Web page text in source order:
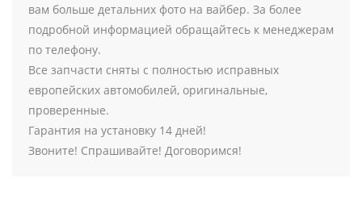
вам больше детальних фото на вайбер. За более
подробной информацией обращайтесь к менеджерам
по телефону.
Все запчасти сняты с полностью исправных
европейских автомобилей, оригинальные,
проверенные.
Гарантия на установку 14 дней!
Звоните! Спрашивайте! Договоримся!